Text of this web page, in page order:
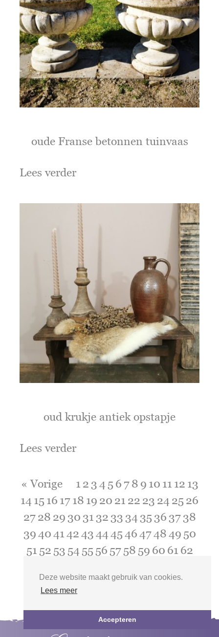
Deze website maakt gebruik van cookies.
Lees meer
Accepteren
oude Franse betonnen tuinvaas
Lees verder
oud krukje antiek opstapje
Lees verder
« Vorige 1 2 34 5 6 7 8 9 10 11 12 13
14 15 16 1718 19 20 21 22 23 24 25 26
27 28 29 30 31 32 33 34 35 36 37 38
394041 4243444546474849 50
51 52 53 54 55 56 57 58 59 60 61 62